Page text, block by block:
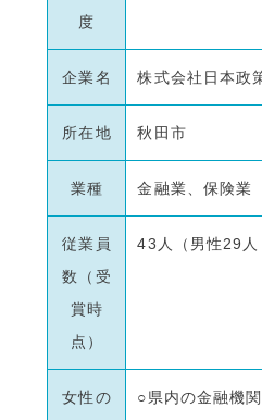
度
企業名 株式会社日本政
所在地 秋田市
業種 金融業、保険業
従業員
数（受
賞時
点）
43人（男性29人
女性の
○県内の金融機